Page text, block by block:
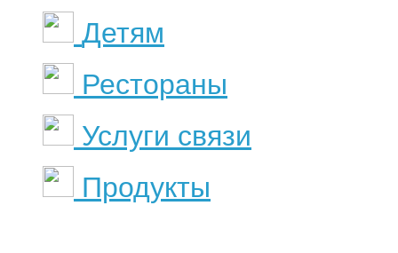
Детям
Рестораны
Услуги связи
Продукты